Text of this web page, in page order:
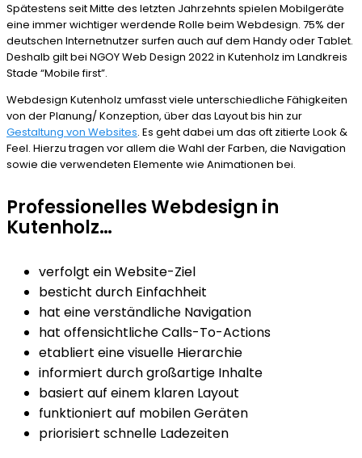
Spätestens seit Mitte des letzten Jahrzehnts spielen Mobilgeräte
eine immer wichtiger werdende Rolle beim Webdesign. 75% der
deutschen Internetnutzer surfen auch auf dem Handy oder Tablet.
Deshalb gilt bei NGOY Web Design 2022 in Kutenholz im Landkreis
Stade “Mobile first”.
Webdesign Kutenholz umfasst viele unterschiedliche Fähigkeiten
von der Planung/ Konzeption, über das Layout bis hin zur
Gestaltung von Websites. Es geht dabei um das oft zitierte Look &
Feel. Hierzu tragen vor allem die Wahl der Farben, die Navigation
sowie die verwendeten Elemente wie Animationen bei.
Professionelles Webdesign in
Kutenholz…
verfolgt ein Website-Ziel
besticht durch Einfachheit
hat eine verständliche Navigation
hat offensichtliche Calls-To-Actions
etabliert eine visuelle Hierarchie
informiert durch großartige Inhalte
basiert auf einem klaren Layout
funktioniert auf mobilen Geräten
priorisiert schnelle Ladezeiten